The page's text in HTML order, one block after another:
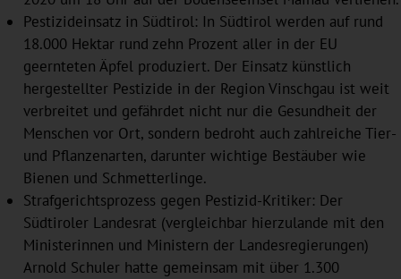
Pestizideinsatz in Südtirol: In Südtirol werden auf rund
18.000 Hektar rund zehn Prozent aller in der EU
geernteten Äpfel produziert. Der Einsatz künstlich
hergestellter Pestizide in der Region Vinschgau ist weit
verbreitet und gefährdet nicht nur die Gesundheit der
Menschen vor Ort, sondern bedroht auch zahlreiche Tier-
und Pflanzenarten, darunter wichtige Bestäuber wie
Bienen und Schmetterlinge.
Strafgerichtsprozess gegen Pestizid-Kritiker: Der
Südtiroler Landesrat (vergleichbar hierzulande mit den
Ministerinnen und Ministern der Landesregierungen)
Arnold Schuler hatte gemeinsam mit über 1.300